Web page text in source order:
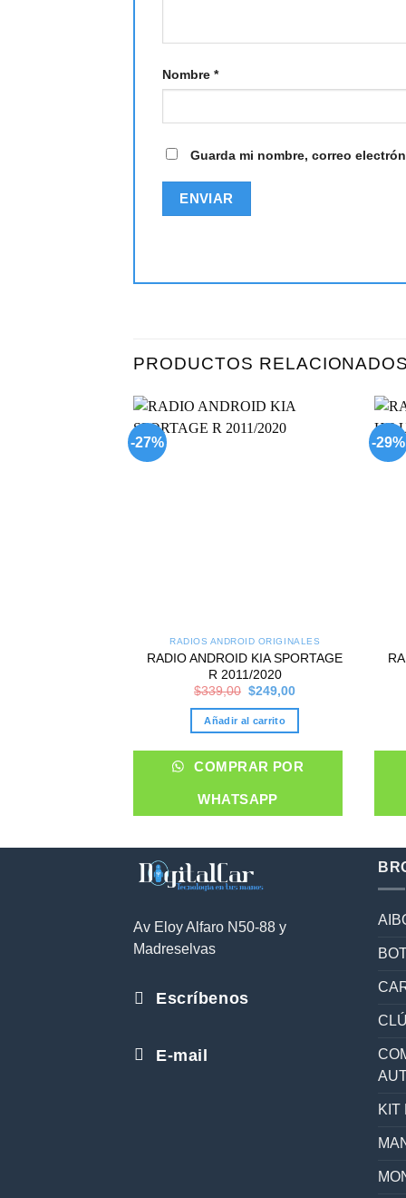
Nombre *
Guarda mi nombre, correo
PRODUCTOS
-27%
RADIOS ANDROID ORIGINALES
RADIO ANDROID KIA SPORTAGE
R 2011/2020
$339,00 Original
was:
$339,00.
$249,00Current
is:
Añadir al carrito
COMPRAR POR
WHATSAPP
-29%
Av Eloy Alfaro N50-88 y
Madreselvas
Escríbenos
E-mail
KIT